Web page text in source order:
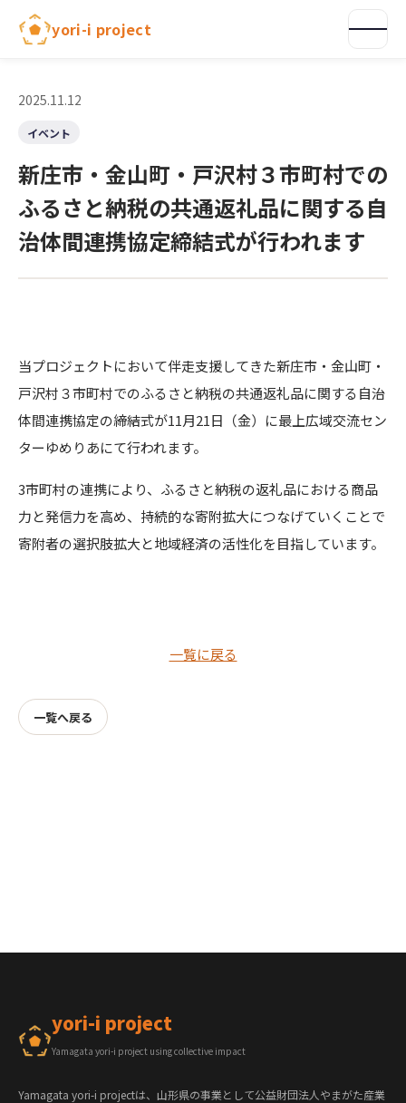
yori-i project
2025.11.12
イベント
新庄市・金山町・戸沢村３市町村での
ふるさと納税の共通返礼品に関する自
治体間連携協定締結式が行われます
当プロジェクトにおいて伴走支援してきた新庄市・金山町・
戸沢村３市町村でのふるさと納税の共通返礼品に関する自治
体間連携協定の締結式が11月21日（金）に最上広域交流セン
ターゆめりあにて行われます。
3市町村の連携により、ふるさと納税の返礼品における商品
力と発信力を高め、持続的な寄附拡大につなげていくことで
寄附者の選択肢拡大と地域経済の活性化を目指しています。
一覧に戻る
一覧へ戻る
yori-i project
Yamagata yori-i project using collective impact
Yamagata yori-i projectは、山形県の事業として公益財団法人やまがた産業